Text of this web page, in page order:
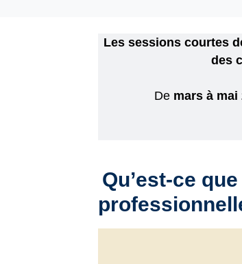
Les sessions courtes
des
De mars à mai
Qu’est-ce